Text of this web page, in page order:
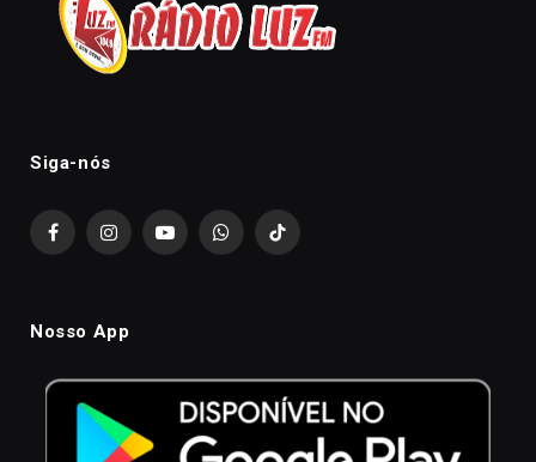
Siga-nós
FacebookInstagramYouTubeWhatsAppTikTok
Nosso App